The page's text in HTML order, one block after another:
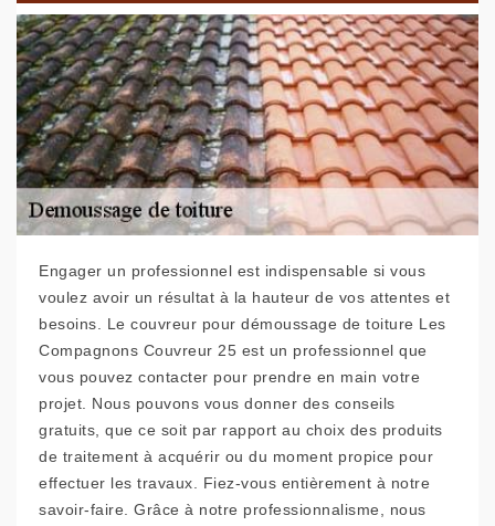
Engager un professionnel est indispensable si vous
voulez avoir un résultat à la hauteur de vos attentes et
besoins. Le couvreur pour démoussage de toiture Les
Compagnons Couvreur 25 est un professionnel que
vous pouvez contacter pour prendre en main votre
projet. Nous pouvons vous donner des conseils
gratuits, que ce soit par rapport au choix des produits
de traitement à acquérir ou du moment propice pour
effectuer les travaux. Fiez-vous entièrement à notre
savoir-faire. Grâce à notre professionnalisme, nous